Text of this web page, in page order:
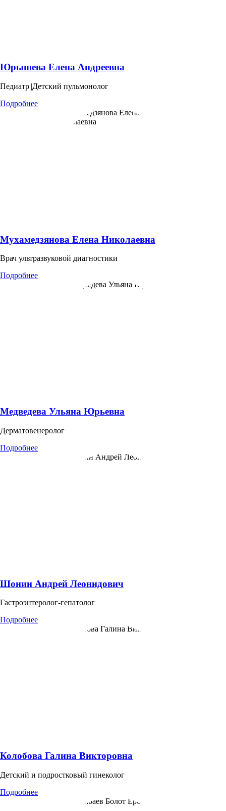
Юрышева Елена Андреевна
Педиатр||Детский пульмонолог
Подробнее
Мухамедзянова Елена Николаевна
Врач ультразвуковой диагностики
Подробнее
Медведева Ульяна Юрьевна
Дерматовенеролог
Подробнее
Шонин Андрей Леонидович
Гастроэнтеролог-гепатолог
Подробнее
Колобова Галина Викторовна
Детский и подростковый гинеколог
Подробнее